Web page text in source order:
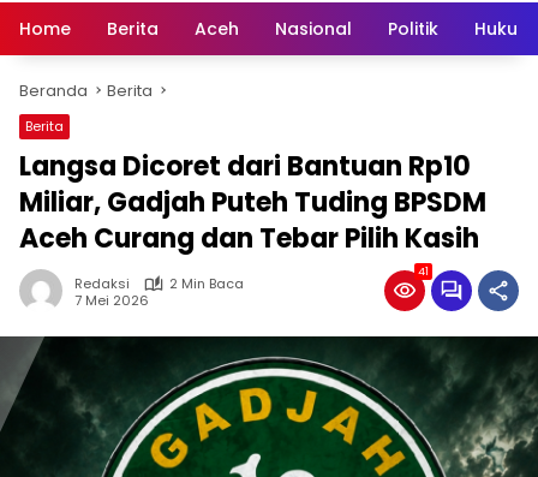
Home Berita Aceh Nasional Politik
Beranda Berita
Berita
Langsa Dicoret dari Bantuan Rp10
Miliar, Gadjah Puteh Tuding BPSDM
Aceh Curang dan Tebar Pilih Kasih
Redaksi
2 Min Baca
7 Mei 2026
41